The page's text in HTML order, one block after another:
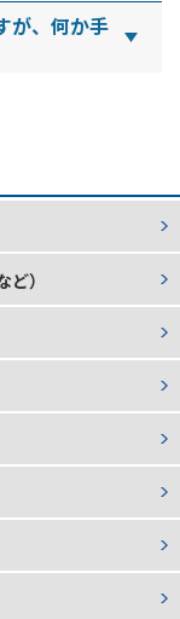
２３３－６３
定める私的使
ん。
が、何か手
ウンロード
申請してく
）